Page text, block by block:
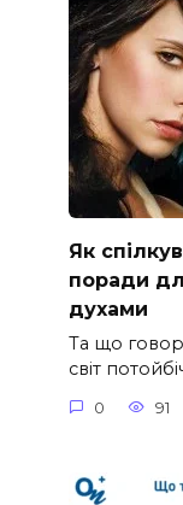
Як
поради
духами
Та що
світ
0 91